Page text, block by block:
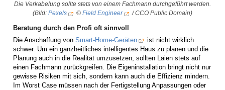
Die Verkabelung sollte stets von einem Fachmann durchgeführt werden.
(Bild: Pexels © Field Engineer / CCO Public Domain)
Beratung durch den Profi oft sinnvoll
Die Anschaffung von Smart-Home-Geräten
ist nicht wirklich
schwer. Um ein ganzheitliches intelligentes Haus zu planen und die
Planung auch in die Realität umzusetzen, sollten Laien stets auf
einen Fachmann zurückgreifen. Die Eigeninstallation bringt nicht nur
gewisse Risiken mit sich, sondern kann auch die Effizienz mindern.
Im Worst Case müssen nach der Fertigstellung Anpassungen oder